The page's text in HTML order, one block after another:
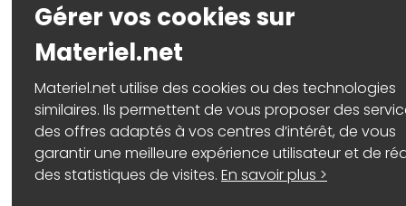
Gérer vos cookies sur
Materiel.net
Materiel.net utilise des cookies ou des technologies
similaires. Ils permettent de vous proposer des
des offres adaptés à vos centres d’intérêt, de vous
garantir une meilleure expérience utilisateur et de
des statistiques de visites.En savoir plus >